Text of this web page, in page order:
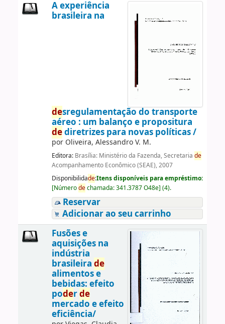
A experiência
brasileira na
desregulamentação do transporte
aéreo : um balanço e propositura
dediretrizes para novas políticas /
por Oliveira, Alessandro V. M.
Editora: Brasília: Ministério da Fazenda, Secretaria de
Acompanhamento Econômico (SEAE), 2007
Disponibilidade:Itens disponíveis para empréstimo:
[Númerodechamada:341.3787 O48e] (4).
Reservar
Adicionar ao seu carrinho
Fusões e
aquisições na
indústria
brasileira de
alimentos e
bebidas: efeito
poderde
mercado e efeito
eficiência/